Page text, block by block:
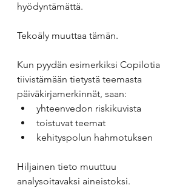
hyödyntämättä.
Tekoäly muuttaa tämän.
Kun pyydän esimerkiksi Copilotia
tiivistämään tietystä teemasta
päiväkirjamerkinnät, saan:
yhteenvedon riskikuvista
toistuvat teemat
kehityspolun hahmotuksen
Hiljainen tieto muuttuu
analysoitavaksi aineistoksi.